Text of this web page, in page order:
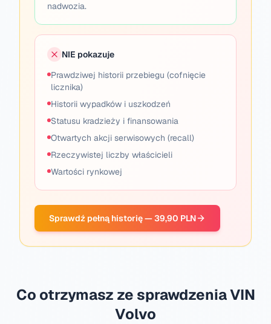
nadwozia.
NIE pokazuje
Prawdziwej historii przebiegu (cofnięcie
licznika)
Historii wypadków i uszkodzeń
Statusu kradzieży i finansowania
Otwartych akcji serwisowych (recall)
Rzeczywistej liczby właścicieli
Wartości rynkowej
Sprawdź pełną historię — 39,90 PLN
Co otrzymasz ze sprawdzenia VIN
Volvo